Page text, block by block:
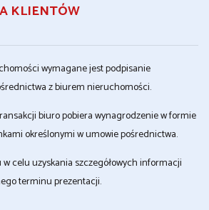
KLIENTÓW
wymagane jest podpisanie
z biurem nieruchomości.
biuro pobiera wynagrodzenie w formie
określonymi w umowie pośrednictwa.
celu uzyskania szczegółowych informacji
terminu prezentacji.